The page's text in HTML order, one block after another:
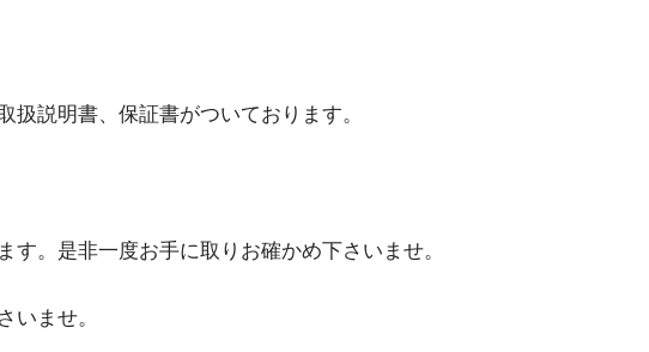
扱説明書、保証書がついております。
す。是非一度お手に取りお確かめ下さいませ。
いませ。